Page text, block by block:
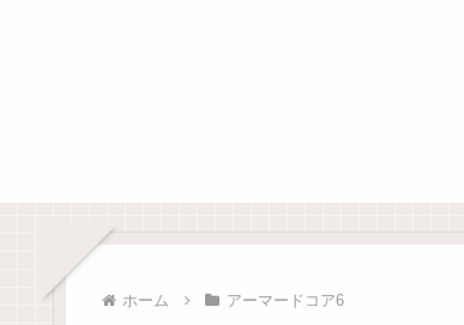
ホーム アーマードコア6